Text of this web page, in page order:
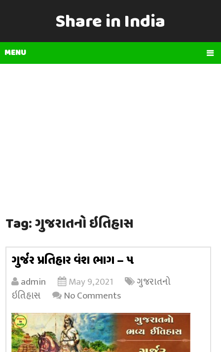
Share in India
MENU
Tag:ગુજરાતનો ઇતિહાસ
ગુર્જર પ્રતિહાર વંશ ભાગ – ૫
admin May 9, 2021
ગુજરાતનો
ઇતિહાસ
No Comments